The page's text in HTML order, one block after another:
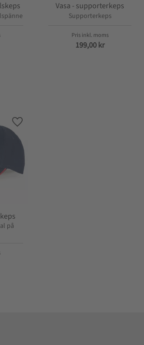
Vasa - supporterkeps
Supporterkeps
199,00kr
på
Lägg till i favoriter